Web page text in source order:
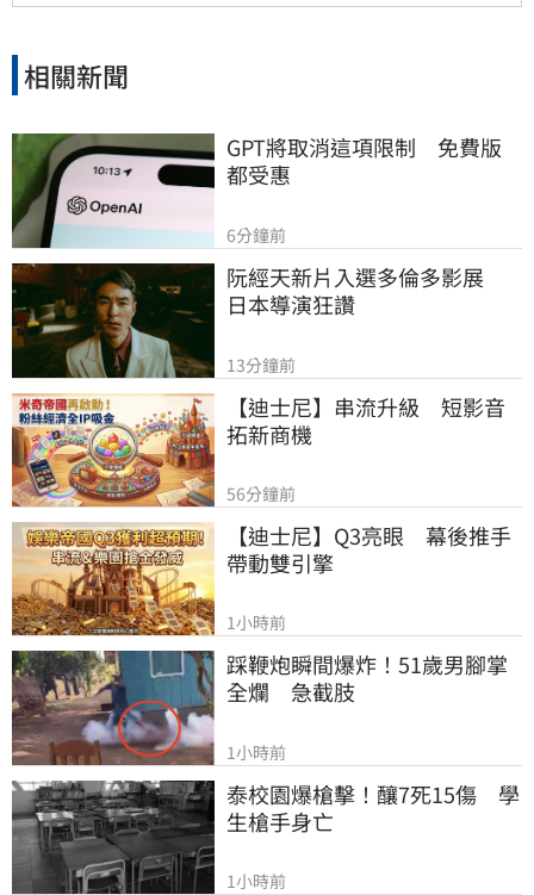
相關新聞
GPT將取消這項限制　免費版
都受惠
6分鐘前
阮經天新片入選多倫多影展
日本導演狂讚
13分鐘前
【迪士尼】串流升級　短影音
拓新商機
56分鐘前
【迪士尼】Q3亮眼　幕後推手
帶動雙引擎
1小時前
踩鞭炮瞬間爆炸！51歲男腳掌
全爛　急截肢
1小時前
泰校園爆槍擊！釀7死15傷　學
生槍手身亡
1小時前